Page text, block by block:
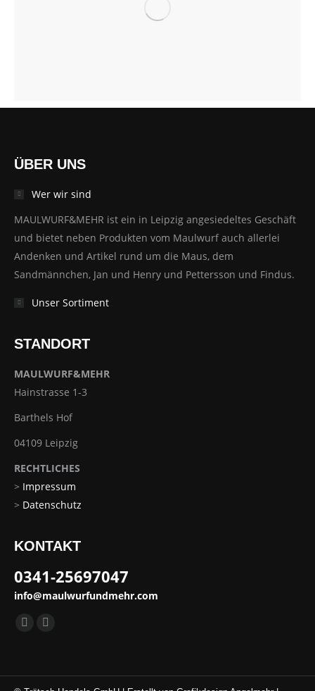
ÜBER UNS
Wer wir sind
MAULWURF&MEHR ist ein in Leipzig angesiedeltes Geschäft
und bietet neben Produkten vom Maulwurf auch allerlei
Andenken und Artikel rund um die Maus, dem
Sandmännchen, Jan und Henry und Pettersson und Findus.
Unser Sortiment
STANDORT
MAULWURF&MEHR
Hainstrasse 1-3
Barthels Hof
04109 Leipzig
RECHTLICHES
> Impressum
> Datenschutz
KONTAKT
0341-25697047
info@maulwurfundmehr.com
Finden Sie uns auf:
E-
opens
Website
in